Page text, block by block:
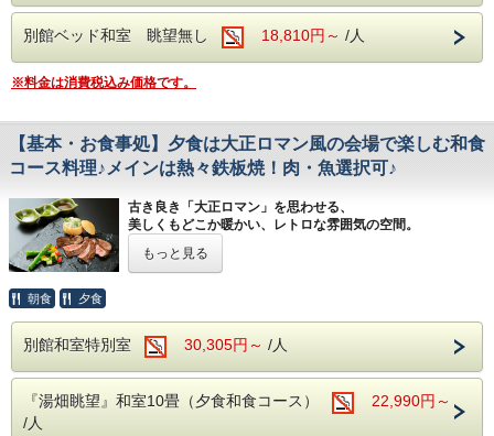
※会場は全席禁煙です。
お座りいただく場合もございます。
ビュッフェ「湯雲」
※夕食のお席について※
※料理・食材は季節ごとに変わります。（写真はイメージ）
※会場はイス・テーブル席、全席禁煙です。
※個室ではございません。
【ご朝食】
※会場は全席禁煙です。
※1つのテーブルは最大8名様まで(9名様以上は各テーブル
に分かれます)
お部屋タイプのご予約間違いにご注意ください
詳しいお部屋タイプの説明は下記『お部屋の紹介』をご確認
ください。
（空室状況の各お部屋タイプをご選択いただければご確認い
別館ベッド和室 眺望無し 18,810円～ /人
※料金は消費税込み価格です。
【基本・お食事処】夕食は大正ロマン風の会場で楽しむ和食
コース料理♪メインは熱々鉄板焼！肉・魚選択可♪
古き良き「大正ロマン」を思わせる、
美しくもどこか暖かい、レトロな雰囲気の空間。
お料理は和食のコース料理。
和風の落ち着いた雰囲気を壊さぬままアレンジされたお料理
一井でしか味わえない和のコース料理をお楽しみくださいま
※お子様（料金70％、50％）は内容が異なります。
もっと見る
朝食 夕食
別館和室特別室 30,305円～ /人
『湯畑眺望』和室10畳（夕食和食コース）
22,990円～
/人